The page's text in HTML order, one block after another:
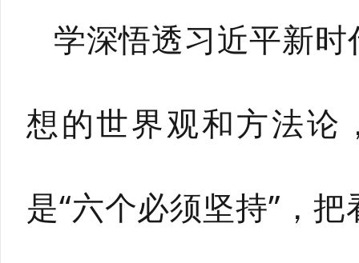
学深悟透习近平新
想的世界观和方法论
是“六个必须坚持”，